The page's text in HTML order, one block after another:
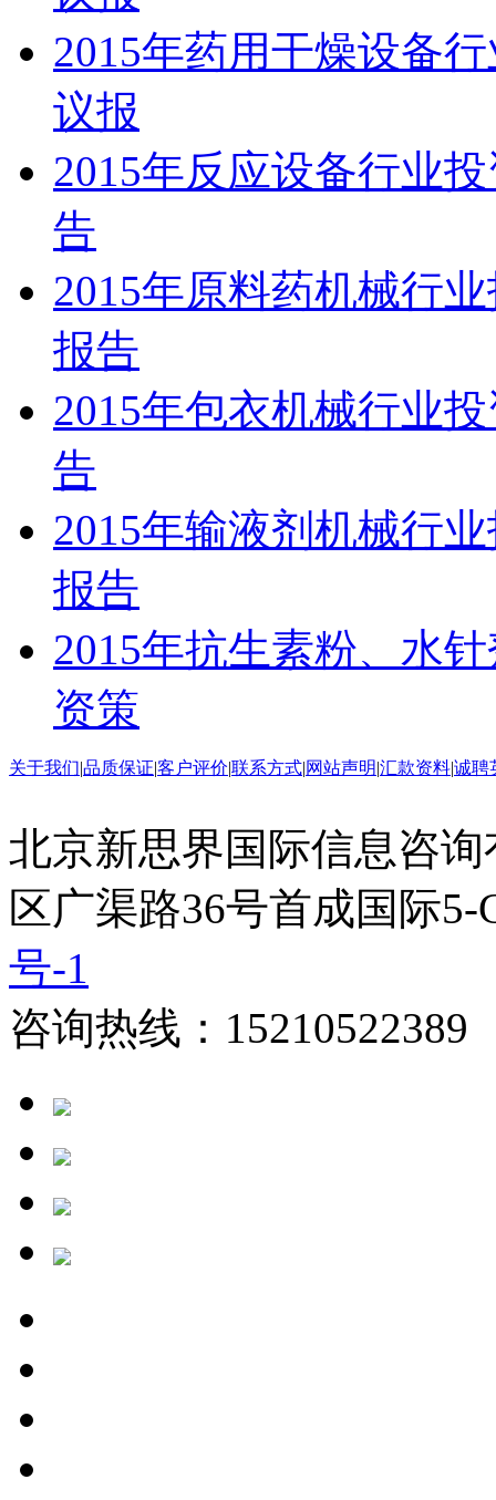
2015年药用干燥设备
议报
2015年反应设备行业
告
2015年原料药机械行
报告
2015年包衣机械行业
告
2015年输液剂机械行
报告
2015年抗生素粉、水
资策
关于我们|品质保证|客户评价|联系方式|网站声明|汇款资料|诚聘
北京新思界国际信息咨
区广渠路36号首成国际
号-1
咨询热线：